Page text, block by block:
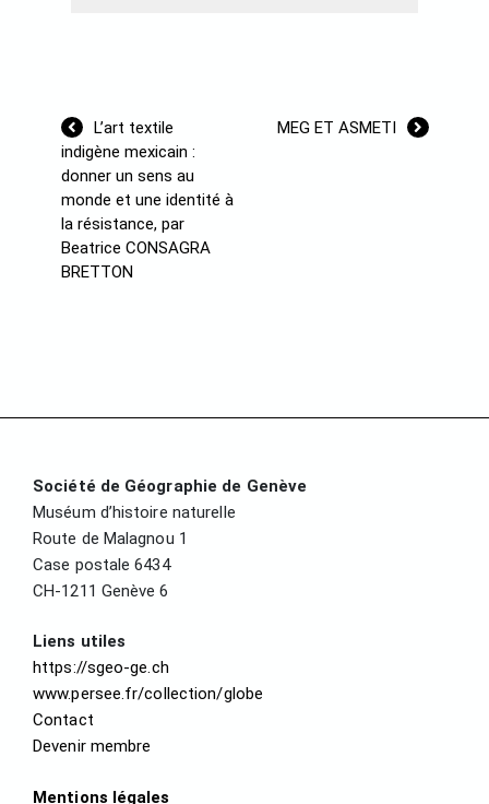
Navigation
de
l’article
L’art textile
indigène mexicain :
donner un sens au
monde et une identité à
la résistance, par
Beatrice CONSAGRA
BRETTON
MEG ET ASMETI
Société de Géographie de Genève
Muséum d’histoire naturelle
Route de Malagnou 1
Case postale 6434
CH-1211 Genève 6
Liens utiles
https://sgeo-ge.ch
www.persee.fr/collection/globe
Contact
Devenir membre
Mentions légales